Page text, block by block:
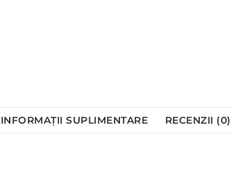
INFORMAȚII SUPLIMENTARE RECENZII (0)